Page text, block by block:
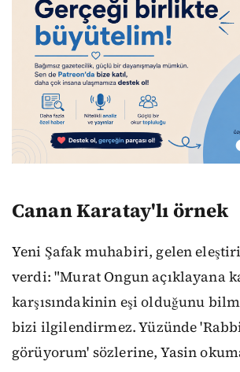
Canan Karatay'lı örnek
Yeni Şafak muhabiri, gelen
verdi: "Murat Ongun açıklayana
karşısındakinin eşi olduğunu
bizi ilgilendirmez. Yüzünde
görüyorum' sözlerine, Yasin